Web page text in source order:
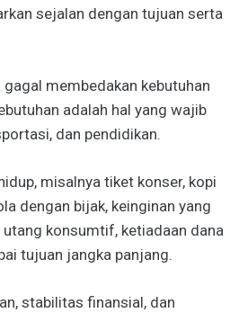
sejalan dengan tujuan serta
membedakan kebutuhan
adalah hal yang wajib
dan pendidikan.
misalnya tiket konser, kopi
dengan bijak, keinginan yang
konsumtif, ketiadaan dana
tujuan jangka panjang.
stabilitas finansial, dan